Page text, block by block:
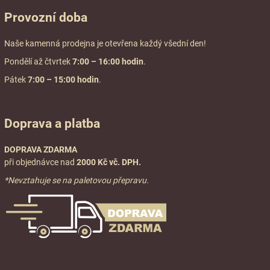
Provozní doba
Naše kamenná prodejna je otevřena každý všední den!
Pondělí až čtvrtek7:00 – 16:00 hodin.
Pátek7:00 – 15:00 hodin.
Doprava a platba
DOPRAVA ZDARMA
při objednávce nad 2000 Kč vč. DPH.
*Nevztahuje se na paletovou přepravu.